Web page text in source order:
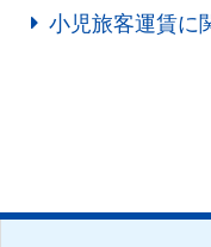
小児旅客運賃に